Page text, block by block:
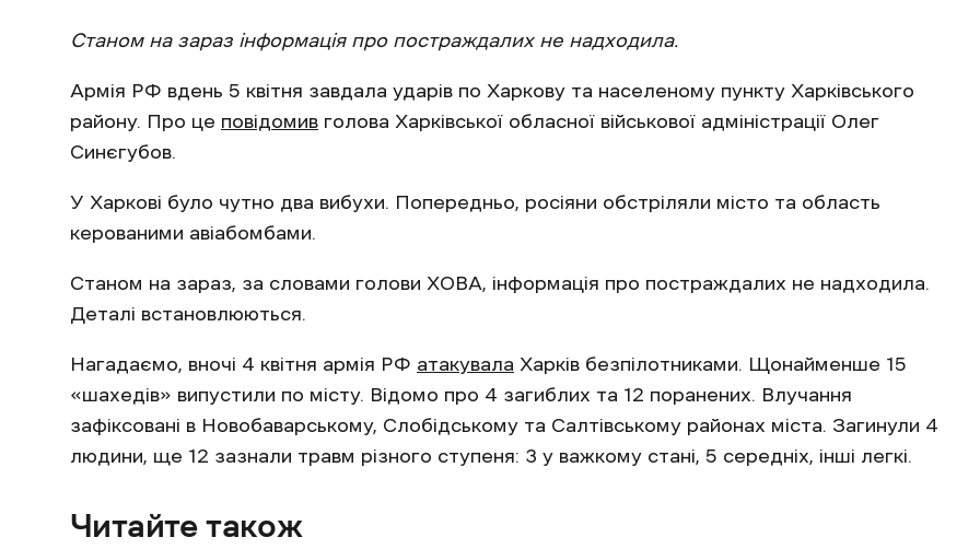
Станом на зараз інформація про постраждалих не надходила.
Армія РФ вдень 5 квітня завдала ударів по Харкову та населеному пункту Харківського
району. Про це повідомив голова Харківської обласної військової адміністрації Олег
Синєгубов.
У Харкові було чутно два вибухи. Попередньо, росіяни обстріляли місто та область
керованими авіабомбами.
Станом на зараз, за словами голови ХОВА, інформація про постраждалих не надходила.
Деталі встановлюються.
Нагадаємо, вночі 4 квітня армія РФ атакувала Харків безпілотниками. Щонайменше 15
«шахедів» випустили по місту. Відомо про 4 загиблих та 12 поранених. Влучання
зафіксовані в Новобаварському, Слобідському та Салтівському районах міста. Загинули 4
людини, ще 12 зазнали травм різного ступеня: 3 у важкому стані, 5 середніх, інші легкі.
Читайте також